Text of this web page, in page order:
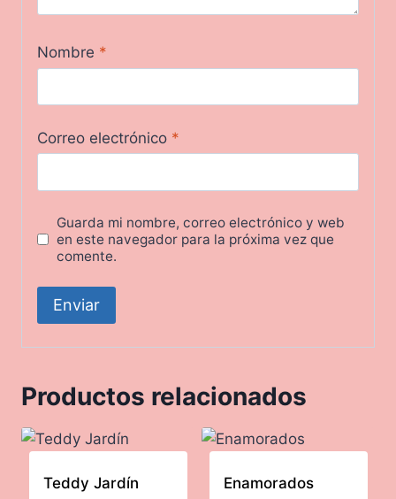
Nombre *
Correo electrónico *
Guarda mi nombre, correo electrónico y web
en este navegador para la próxima vez que
comente.
Productos relacionados
Teddy Jardín Enamorados